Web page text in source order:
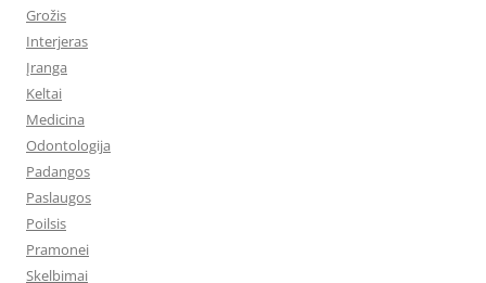
Grožis
Interjeras
Įranga
Keltai
Medicina
Odontologija
Padangos
Paslaugos
Poilsis
Pramonei
Skelbimai